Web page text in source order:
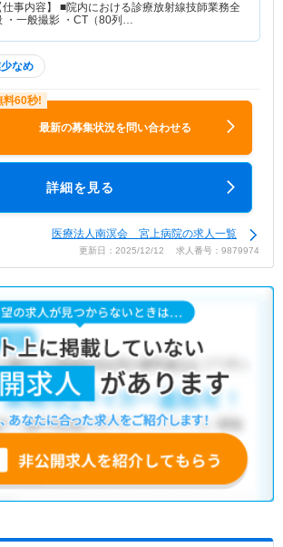
仕事内容】 ■院内における診療放射線技師業務全
・一般撮影 ・CT（80列…
なめ
最新の募集状況を問い合わせる
詳細を見る
医療法人南溟会 宮上病院の求人一覧
更新日：2025/12/12 求人番号：9879974